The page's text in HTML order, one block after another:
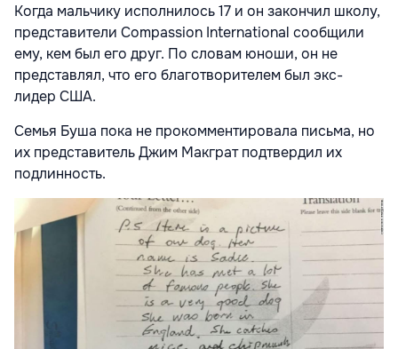
Когда мальчику исполнилось 17 и он закончил школу,
представители Compassion International сообщили
ему, кем был его друг. По словам юноши, он не
представлял, что его благотворителем был экс-
лидер США.
Семья Буша пока не прокомментировала письма, но
их представитель Джим Макграт подтвердил их
подлинность.